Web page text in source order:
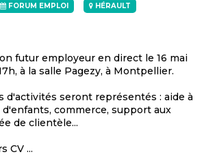
FORUM EMPLOI HÉRAULT
futur employeur en direct le 16 mai
à la salle Pagezy, à Montpellier.
d'activités seront représentés : aide à
commerce, support aux
de clientèle...
CV ...